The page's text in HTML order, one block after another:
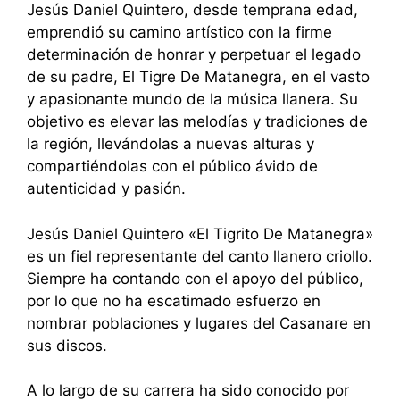
Jesús Daniel Quintero, desde temprana edad,
emprendió su camino artístico con la firme
determinación de honrar y perpetuar el legado
de su padre, El Tigre De Matanegra, en el vasto
y apasionante mundo de la música llanera. Su
objetivo es elevar las melodías y tradiciones de
la región, llevándolas a nuevas alturas y
compartiéndolas con el público ávido de
autenticidad y pasión.
Jesús Daniel Quintero «El Tigrito De Matanegra»
es un fiel representante del canto llanero criollo.
Siempre ha contando con el apoyo del público,
por lo que no ha escatimado esfuerzo en
nombrar poblaciones y lugares del Casanare en
sus discos.
A lo largo de su carrera ha sido conocido por